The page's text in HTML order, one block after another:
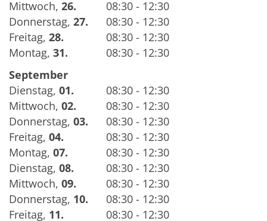
Mittwoch, 26.
08:30 - 12:30
Donnerstag, 27.
08:30 - 12:30
Freitag, 28.
08:30 - 12:30
Montag, 31.
08:30 - 12:30
September
Dienstag, 01.
08:30 - 12:30
Mittwoch, 02.
08:30 - 12:30
Donnerstag, 03.
08:30 - 12:30
Freitag, 04.
08:30 - 12:30
Montag, 07.
08:30 - 12:30
Dienstag, 08.
08:30 - 12:30
Mittwoch, 09.
08:30 - 12:30
Donnerstag, 10.
08:30 - 12:30
Freitag, 11.
08:30 - 12:30